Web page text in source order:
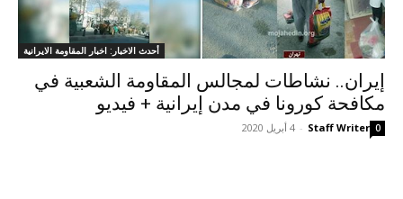
أحدث الاخبار: اخبار المقاومة الايرانية
إيران.. نشاطات لمجالس المقاومة الشعبية في
مكافحة كورونا في مدن إيرانية + فيديو
Staff Writer
- 4 أبريل 2020 0